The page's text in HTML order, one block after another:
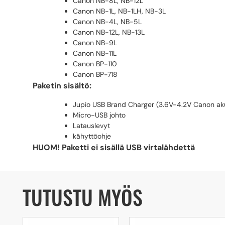
Canon NB-1L, NB-1LH, NB-3L
Canon NB-4L, NB-5L
Canon NB-12L, NB-13L
Canon NB-9L
Canon NB-11L
Canon BP-110
Canon BP-718
Paketin sisältö:
Jupio USB Brand Charger (3.6V-4.2V Canon
Micro-USB johto
Latauslevyt
kähyttöohje
HUOM! Paketti ei sisällä USB virtalähdettä
TUTUSTU MYÖS